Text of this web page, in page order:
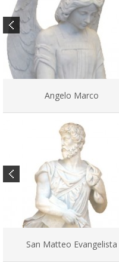
Angelo Marco
San Matteo Evangelista